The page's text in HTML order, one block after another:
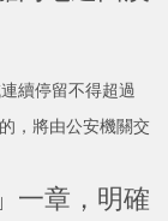
續停留不得超過
，將由公安機關交
一章，明確